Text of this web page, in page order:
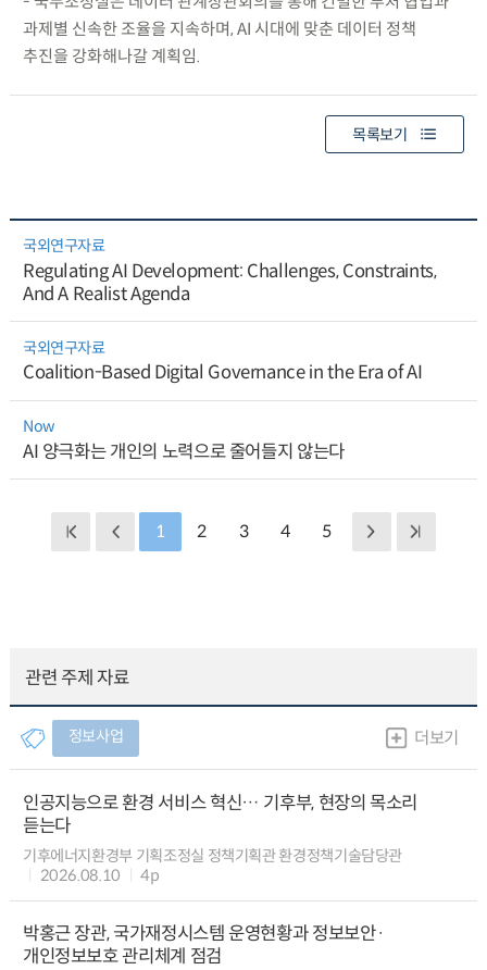
과제별 신속한 조율을 지속하며, AI 시대에 맞춘 데이터 정책
추진을 강화해나갈 계획임.
목록보기
국외연구자료
Regulating AI Development: Challenges, Constraints,
And A Realist Agenda
국외연구자료
Coalition-Based Digital Governance in the Era of AI
Now
AI 양극화는 개인의 노력으로 줄어들지 않는다
1 2 3 4 5
관련 주제 자료
정보사업 더보기
인공지능으로 환경 서비스 혁신… 기후부, 현장의 목소리
듣는다
기후에너지환경부 기획조정실 정책기획관 환경정책기술담당관
2026.08.10
4p
박홍근 장관, 국가재정시스템 운영현황과 정보보안·
개인정보보호 관리체계 점검